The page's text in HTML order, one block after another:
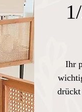
Ihr